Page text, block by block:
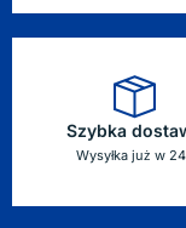
Szybka
Wysyłka już w